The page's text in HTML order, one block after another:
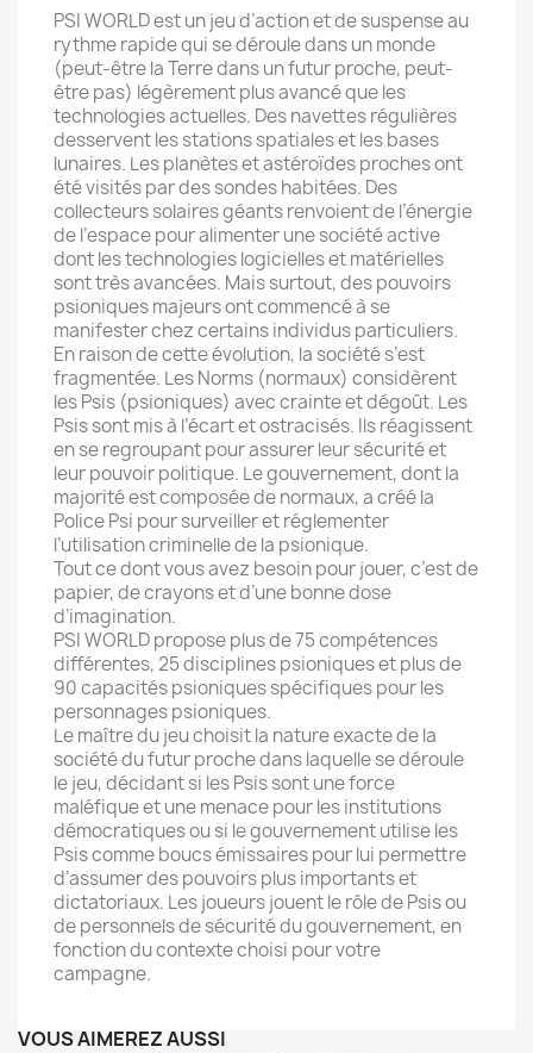
PSI WORLD est un jeu d’action et de suspense au
rythme rapide qui se déroule dans un monde
(peut-être la Terre dans un futur proche, peut-
être pas) légèrement plus avancé que les
technologies actuelles. Des navettes régulières
desservent les stations spatiales et les bases
lunaires. Les planètes et astéroïdes proches ont
été visités par des sondes habitées. Des
collecteurs solaires géants renvoient de l’énergie
de l’espace pour alimenter une société active
dont les technologies logicielles et matérielles
sont très avancées. Mais surtout, des pouvoirs
psioniques majeurs ont commencé à se
manifester chez certains individus particuliers.
En raison de cette évolution, la société s’est
fragmentée. Les Norms (normaux) considèrent
les Psis (psioniques) avec crainte et dégoût. Les
Psis sont mis à l’écart et ostracisés. Ils réagissent
en se regroupant pour assurer leur sécurité et
leur pouvoir politique. Le gouvernement, dont la
majorité est composée de normaux, a créé la
Police Psi pour surveiller et réglementer
l’utilisation criminelle de la psionique.
Tout ce dont vous avez besoin pour jouer, c’est de
papier, de crayons et d’une bonne dose
d’imagination.
PSI WORLD propose plus de 75 compétences
différentes, 25 disciplines psioniques et plus de
90 capacités psioniques spécifiques pour les
personnages psioniques.
Le maître du jeu choisit la nature exacte de la
société du futur proche dans laquelle se déroule
le jeu, décidant si les Psis sont une force
maléfique et une menace pour les institutions
démocratiques ou si le gouvernement utilise les
Psis comme boucs émissaires pour lui permettre
d’assumer des pouvoirs plus importants et
dictatoriaux. Les joueurs jouent le rôle de Psis ou
de personnels de sécurité du gouvernement, en
fonction du contexte choisi pour votre
campagne.
VOUS AIMEREZ AUSSI